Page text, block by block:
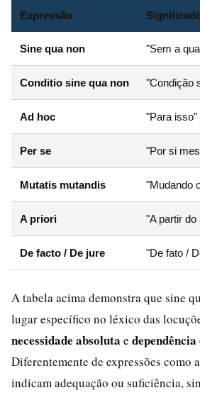
Expressão
Sine qua non "Sem a
Conditio sine qua non "Condição
Ad hoc "Para isso"
Per se "Por si
Mutatis mutandis "Mudando
A priori "A partir do
De facto / De jure "De fato /
A tabela acima demonstra que sine
lugar específico no léxico das
necessidade absoluta e
Diferentemente de expressões como
indicam adequação ou suficiência,